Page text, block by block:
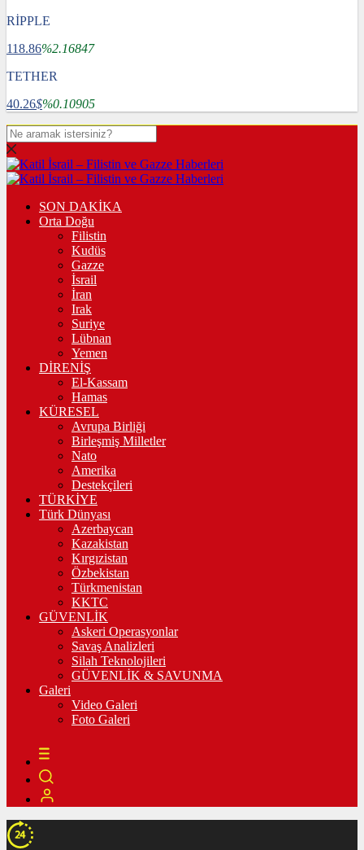
RİPPLE
118.86%2.16847
TETHER
40.26$%0.10905
SON DAKİKA
Orta Doğu
Filistin
Kudüs
Gazze
İsrail
İran
Irak
Suriye
Lübnan
Yemen
DİRENİŞ
El-Kassam
Hamas
KÜRESEL
Avrupa Birliği
Birleşmiş Milletler
Nato
Amerika
Destekçileri
TÜRKİYE
Türk Dünyası
Azerbaycan
Kazakistan
Kırgızistan
Özbekistan
Türkmenistan
KKTC
GÜVENLİK
Askeri Operasyonlar
Savaş Analizleri
Silah Teknolojileri
GÜVENLİK & SAVUNMA
Galeri
Video Galeri
Foto Galeri